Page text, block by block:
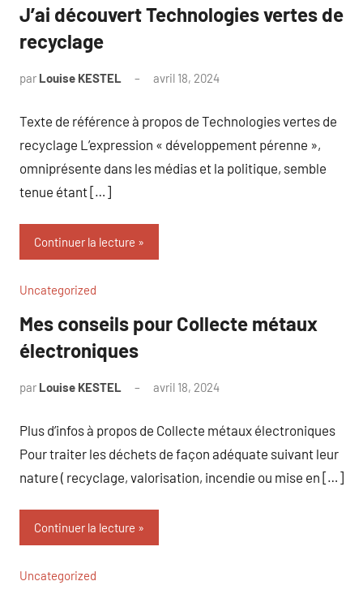
J’ai découvert Technologies vertes de
recyclage
par Louise KESTEL avril 18, 2024
Texte de référence à propos de Technologies vertes de
recyclage L’expression « développement pérenne »,
omniprésente dans les médias et la politique, semble
tenue étant […]
Continuer la lecture
Uncategorized
Mes conseils pour Collecte métaux
électroniques
par Louise KESTEL avril 18, 2024
Plus d’infos à propos de Collecte métaux électroniques
Pour traiter les déchets de façon adéquate suivant leur
nature ( recyclage, valorisation, incendie ou mise en […]
Continuer la lecture
Uncategorized